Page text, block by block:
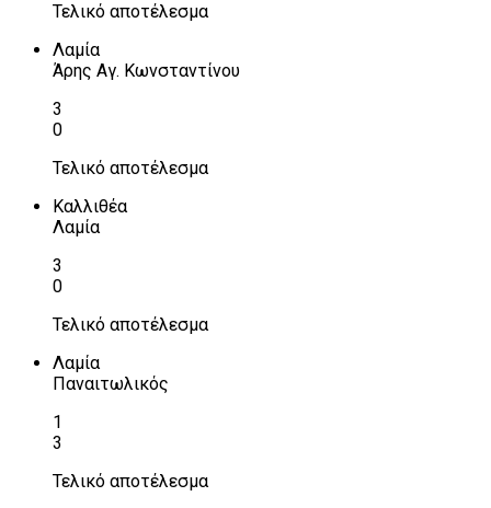
Τελικό αποτέλεσμα
Λαμία
Άρης Αγ. Κωνσταντίνου
3
0
Τελικό αποτέλεσμα
Καλλιθέα
Λαμία
3
0
Τελικό αποτέλεσμα
Λαμία
Παναιτωλικός
1
3
Τελικό αποτέλεσμα